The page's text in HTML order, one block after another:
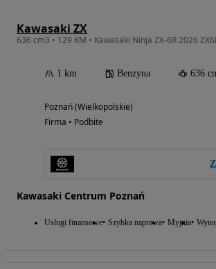
Kawasaki ZX
636 cm3 • 129 KM • Kawasaki Ninja ZX-6R 2026
1 km Benzyna 636
Poznań (Wielkopolskie)
Firma • Podbite
Kawasaki Centrum Poznań
Usługi finansowe Szybka naprawa Myjnia